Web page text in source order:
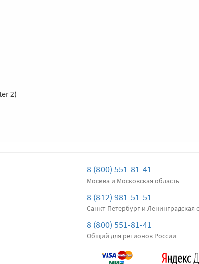
2)
8 (800) 551-81-41
Москва и Московская область
8 (812) 981-51-51
Санкт-Петербург и Ленинградская
8 (800) 551-81-41
Общий для регионов России